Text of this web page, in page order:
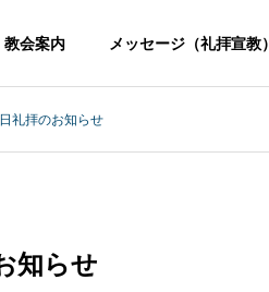
教会案内 メッセージ（礼拝宣教）
礼拝のお知らせ
知らせ